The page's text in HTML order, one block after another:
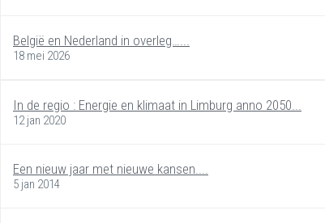
België en Nederland in overleg…...
18 mei 2026
In de regio : Energie en klimaat in Limburg anno 2050...
12 jan 2020
Een nieuw jaar met nieuwe kansen....
5 jan 2014